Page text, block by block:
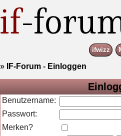
ifwizz
» IF-Forum - Einloggen
Benutzername:
Passwort:
Merken?